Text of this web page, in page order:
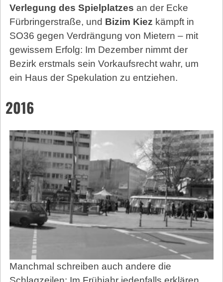
Verlegung des Spielplatzes an der Ecke
Fürbringerstraße, und Bizim Kiez kämpft in
SO36 gegen Verdrängung von Mietern – mit
gewissem Erfolg: Im Dezember nimmt der
Bezirk erstmals sein Vorkaufsrecht wahr, um
ein Haus der Spekulation zu entziehen.
2016
Manchmal schreiben auch andere die